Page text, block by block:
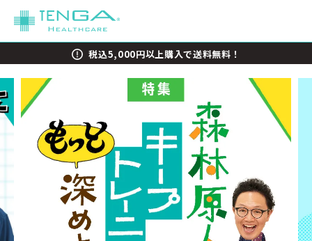
税込5,000円以上購入で送料無料！